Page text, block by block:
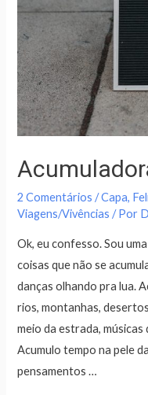
2 Comentários /Capa,
Viagens/Vivências / Por
Ok, eu confesso. Sou
coisas que não se
danças olhando pra lua.
rios, montanhas,
meio da estrada,
Acumulo tempo na pele
pensamentos …